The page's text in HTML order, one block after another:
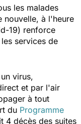
les malades
nouvelle, à l'heure
19) renforce
services de
virus,
et par l'air
à tout
du Programme
4 décès des suites